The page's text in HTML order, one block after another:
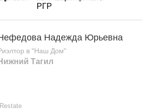
Надежда Юрьевна
в "Наш Дом"
Тагил